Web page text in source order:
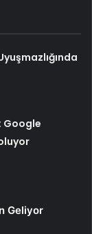
Google
Geliyor